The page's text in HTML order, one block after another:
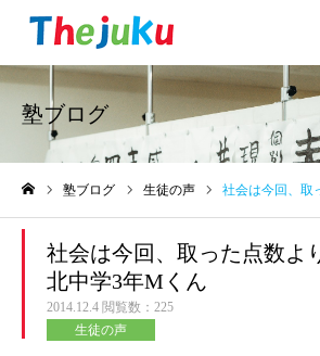
塾ブログ
塾ブログ 生徒の声 社会は今回、取った点数
社会は今回、取った点数よ
北中学3年Mくん
2014.12.4 閲覧数：225
生徒の声